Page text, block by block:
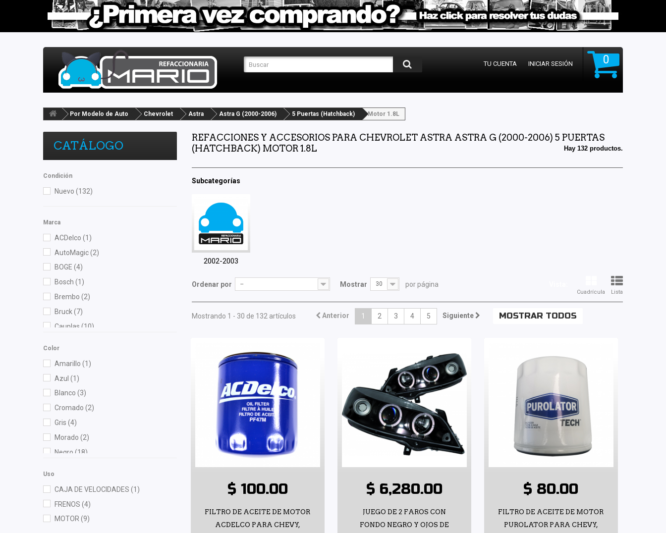
0
TU CUENTA INICIAR SESIÓN
Por Modelo de Auto Chevrolet Astra Astra G (2000-2006) 5 Puertas (Hatchback) Motor 1.8L
CATÁLOGO
Condición
Nuevo (132)
Marca
ACDelco (1)
AutoMagic(2)
BOGE (4)
Bosch (1)
Brembo (2)
Bruck(7)
Cauplas (10)
Interfil(1)
Mirsa Autopartes
OEP(2)
Color
Amarillo (1)
Azul (1)
Blanco (3)
Cromado (2)
Gris (4)
Morado (2)
Negro (18)
Uso
CAJA DE VELOCIDADES (1)
FRENOS (4)
MOTOR(9)
REFACCIONES Y ACCESORIOS PARA CHEVROLET ASTRA ASTRA G (2000-2006) 5 PUERTAS
(HATCHBACK) MOTOR 1.8L
Hay 132 productos.
Subcategorías
2002-2003
Cuadrícula Lista
Ordenar por -- Mostrar 30 por página
MOSTRAR TODOS
Anterior 1 2 3 4 5 Siguiente
Mostrando 1 - 30 de 132 artículos
$ 100.00
FILTRO DE ACEITE DE MOTOR
ACDELCO PARA CHEVY,
$ 6,280.00
JUEGO DE 2 FAROS CON
FONDO NEGRO Y OJOS DE
$ 80.00
FILTRO DE ACEITE DE MOTOR
PUROLATOR PARA CHEVY,